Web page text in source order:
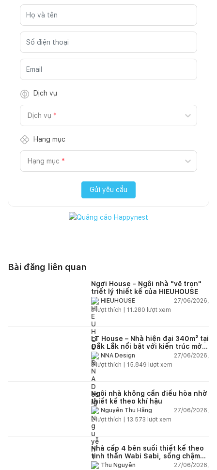
Dịch vụ
Dịch vụ *
Hạng mục
Hạng mục *
Gửi yêu cầu
Bài đăng liên quan
Ngơi House - Ngôi nhà "vẽ trọn"
triết lý thiết kế của HIEUHOUSE
HIEUHOUSE
27/06/2026,
3lượt thích | 11.280 lượt xem
LT House – Nhà hiện đại 340m² tại
Đắk Lắk nổi bật với kiến trúc mở
và hệ sân vườn kết nối thiên
nhiên
NNA Design
27/06/2026,
3lượt thích | 15.849 lượt xem
Ngôi nhà không cần điều hòa nhờ
thiết kế theo khí hậu
Nguyễn Thu Hằng
27/06/2026,
2lượt thích | 13.573 lượt xem
Nhà cấp 4 bên suối thiết kế theo
tinh thần Wabi Sabi, sống chậm
giữa thiên nhiên
Thu Nguyễn
27/06/2026,